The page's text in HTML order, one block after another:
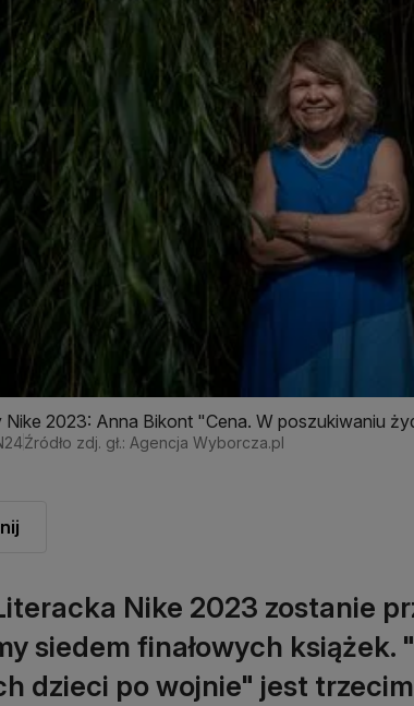
Nike 2023: Anna Bikont "Cena. W poszukiwaniu
Źródło zdj. gł.: Agencja Wyborcza.pl
Nike 2023 zostanie
siedem finałowych książek.
dzieci po wojnie" jest